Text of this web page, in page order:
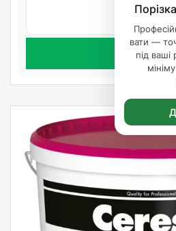
вати —
під ваші
Артикул: